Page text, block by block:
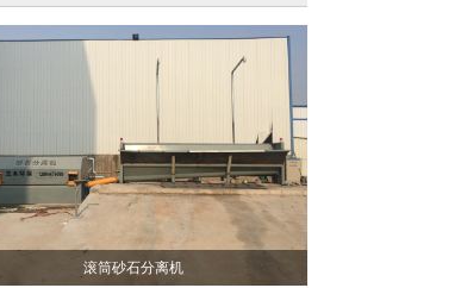
滚筒砂石分离机